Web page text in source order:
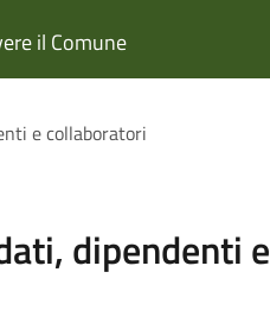
il Comune
e collaboratori
dipendenti e